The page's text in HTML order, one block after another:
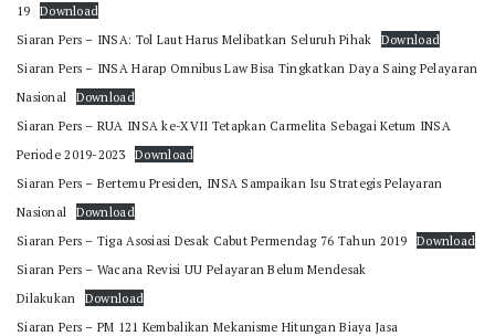
19 Download
Siaran Pers – INSA: Tol Laut Harus Melibatkan Seluruh Pihak Download
Siaran Pers – INSA Harap Omnibus Law Bisa Tingkatkan Daya Saing Pelayaran
Nasional
Download
Siaran Pers – RUA INSA ke-XVII Tetapkan Carmelita Sebagai Ketum INSA
Periode 2019-2023 Download
Siaran Pers – Bertemu Presiden, INSA Sampaikan Isu Strategis Pelayaran
Nasional
Download
Siaran Pers – Tiga Asosiasi Desak Cabut Permendag 76 Tahun 2019
Download
Siaran Pers – Wacana Revisi UU Pelayaran Belum Mendesak
Dilakukan
Download
Siaran Pers – PM 121 Kembalikan Mekanisme Hitungan Biaya Jasa